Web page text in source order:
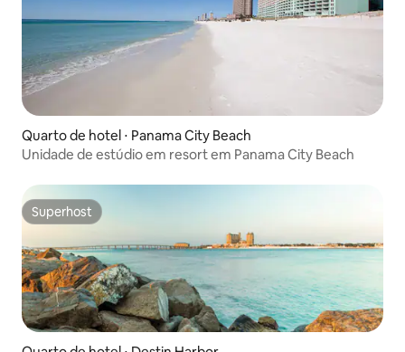
Quarto de hotel ⋅ Panama City Beach
Unidade de estúdio em resort em Panama City Beach
Superhost
Superhost